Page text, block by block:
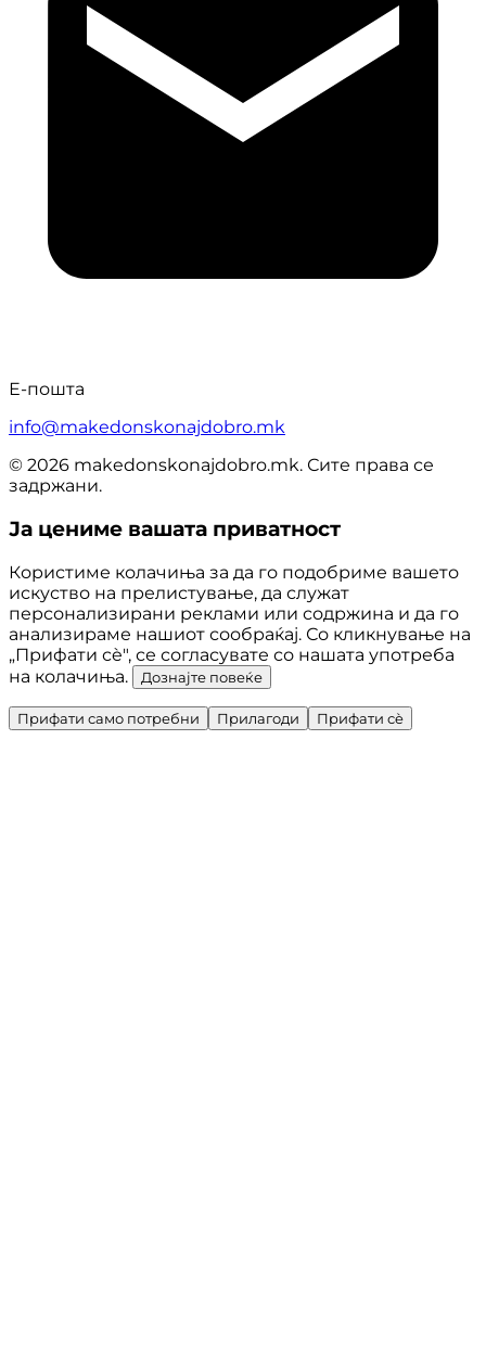
Е-пошта
info@makedonskonajdobro.mk
© 2026 makedonskonajdobro.mk. Сите права се
задржани.
Ја цениме вашата приватност
Користиме колачиња за да го подобриме вашето
искуство на прелистување, да служат
персонализирани реклами или содржина и да го
анализираме нашиот сообраќај. Со кликнување на
„Прифати сè", се согласувате со нашата употреба
на колачиња.
Дознајте повеќе
Прифати само потребни Прилагоди Прифати сè